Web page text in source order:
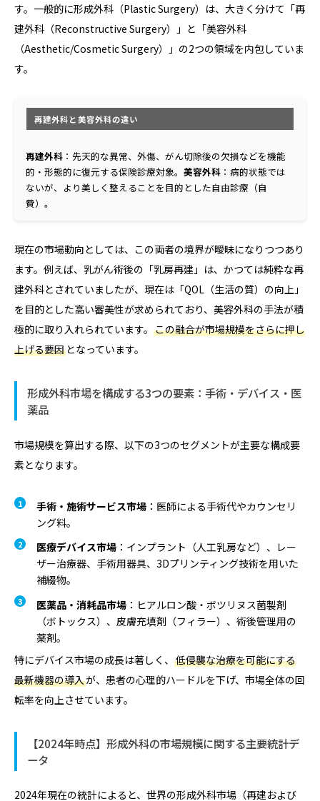
す。一般的に形成外科（Plastic Surgery）は、大きく分けて「再
建外科（Reconstructive Surgery）」と「美容外科
（Aesthetic/Cosmetic Surgery）」の2つの領域を内包していま
す。
再建外科と美容外科の違い
再建外科：先天的な異常、外傷、がん切除後の欠損などを機能
的・形態的に復元する保険診療対象。 美容外科：病的状態では
ないが、より美しく整えることを目的とした自由診療（自
費）。
現在の市場動向としては、この両者の境界が曖昧になりつつあり
ます。例えば、乳がん術後の「乳房再建」は、かつては純粋な再
建外科とされていましたが、現在は「QOL（生活の質）の向上」
を目的とした高い審美性が求められており、美容外科の手法が積
極的に取り入れられています。 この融合が市場規模をさらに押し
上げる要因 となっています。
形成外科市場を構成する3つの要素：手術・デバイス・医
薬品
市場規模を算出する際、以下の3つのセグメントが主要な構成要
素となります。
手術・施術サービス市場：医師による手術代やカウンセリ
ング料。
医療デバイス市場：インプラント（人工乳房など）、レー
ザー治療器、手術用器具、3Dプリンティング技術を用いた
補綴物。
医薬品・消耗品市場：ヒアルロン酸・ボツリヌス菌製剤
（ボトックス）、皮膚充填剤（フィラー）、術後管理用の
薬剤。
特にデバイス市場の成長は著しく、 低侵襲な治療を可能にする
最新機器の導入が、患者の心理的ハードルを下げ、市場全体の回
転率を向上させています。
【2024年時点】形成外科の市場規模に関する主要統計デ
ータ
2024年現在の統計によると、世界の形成外科市場（再建および